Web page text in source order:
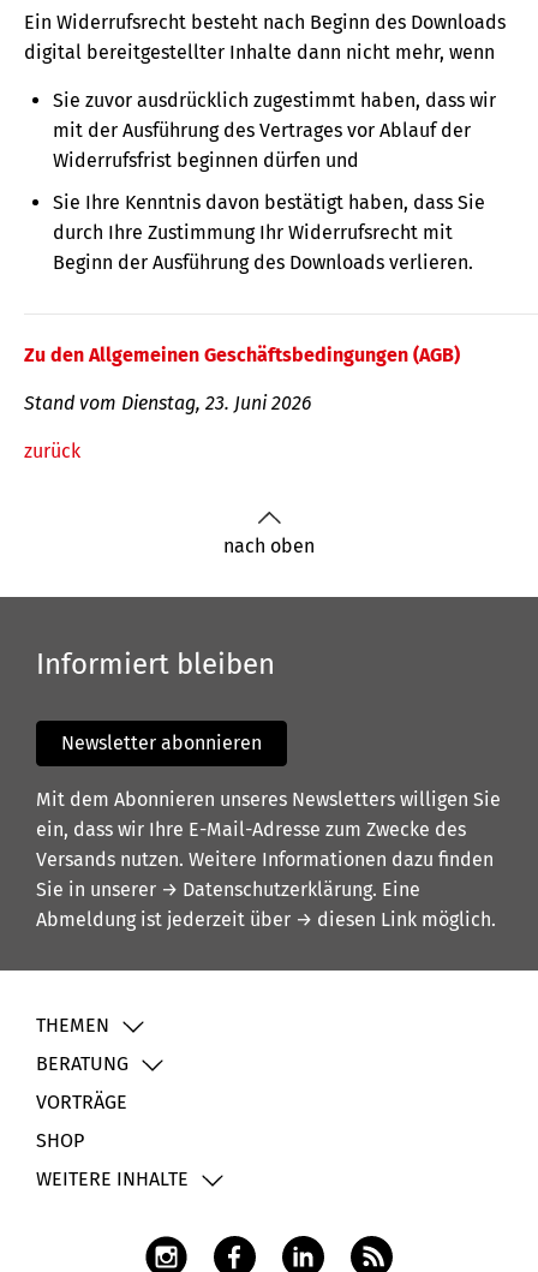
Ein Widerrufsrecht besteht nach Beginn des Downloads
digital bereitgestellter Inhalte dann nicht mehr, wenn
Sie zuvor ausdrücklich zugestimmt haben, dass wir
mit der Ausführung des Vertrages vor Ablauf der
Widerrufsfrist beginnen dürfen und
Sie Ihre Kenntnis davon bestätigt haben, dass Sie
durch Ihre Zustimmung Ihr Widerrufsrecht mit
Beginn der Ausführung des Downloads verlieren.
Zu den Allgemeinen Geschäftsbedingungen (AGB)
Stand vom Dienstag, 23. Juni 2026
zurück
nach oben
Informiert bleiben
Newsletter abonnieren
Mit dem Abonnieren unseres Newsletters willigen Sie
ein, dass wir Ihre E-Mail-Adresse zum Zwecke des
Versands nutzen. Weitere Informationen dazu finden
Sie in unserer → Datenschutzerklärung. Eine
Abmeldung ist jederzeit über → diesen Link möglich.
THEMEN
BERATUNG
VORTRÄGE
SHOP
WEITERE INHALTE